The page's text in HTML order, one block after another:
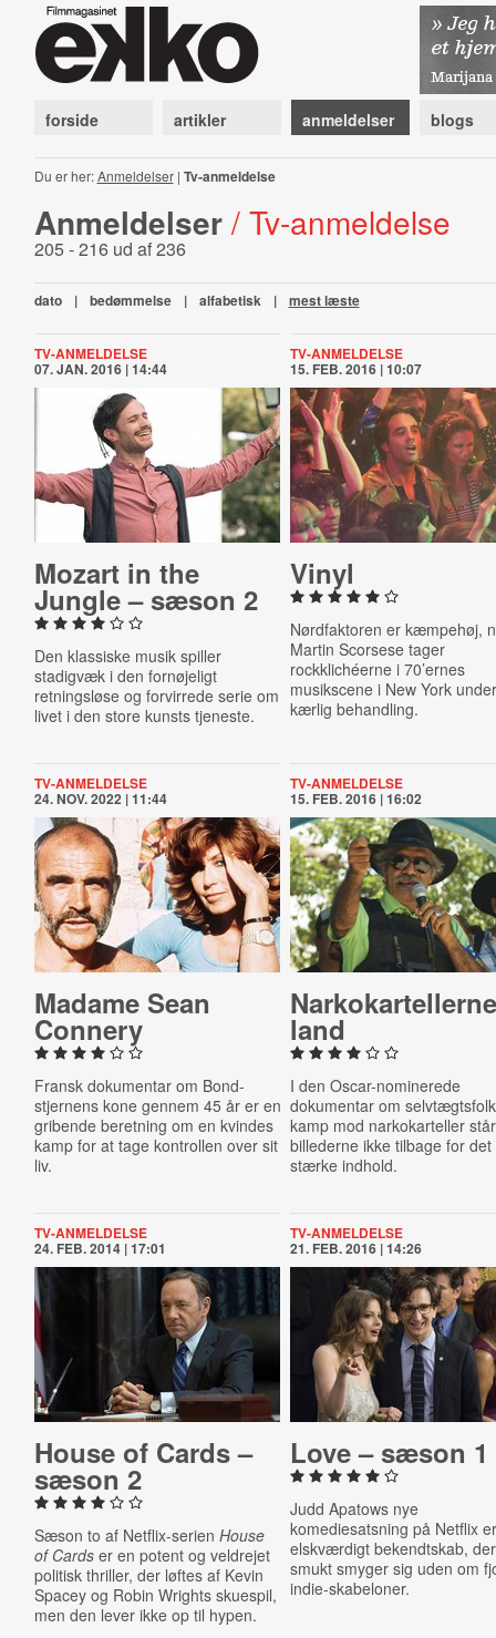
forside artikler anmeldelser blogs
Du er her:Anmeldelser| Tv-anmeldelse
Anmeldelser / Tv-anmeldelse
205 - 216 ud af 236
dato | bedømmelse | alfabetisk | mest læste
TV-ANMELDELSE
07. JAN. 2016 | 14:44
Mozart in the
Jungle – sæson 2
Den klassiske musik spiller
stadigvæk i den fornøjeligt
retningsløse og forvirrede serie om
livet i den store kunsts tjeneste.
TV-ANMELDELSE
15. FEB. 2016 | 10:07
Vinyl
Nørdfaktoren er kæmpehøj,
Martin Scorsese tager
rockklichéerne i 70’ernes
musikscene i New York
kærlig behandling.
TV-ANMELDELSE
24. NOV. 2022 | 11:44
Madame Sean
Connery
Fransk dokumentar om Bond-
stjernens kone gennem 45 år er en
gribende beretning om en kvindes
kamp for at tage kontrollen over sit
liv.
TV-ANMELDELSE
15. FEB. 2016 | 16:02
land
I den Oscar-nominerede
dokumentar om
kamp mod narkokarteller står
billederne ikke tilbage for det
stærke indhold.
TV-ANMELDELSE
24. FEB. 2014 | 17:01
House of Cards –
sæson 2
Sæson to af Netflix-serien House
of Cards er en potent og veldrejet
politisk thriller, der løftes af Kevin
Spacey og Robin Wrights skuespil,
men den lever ikke op til hypen.
TV-ANMELDELSE
21. FEB. 2016 | 14:26
Love – sæson 1
Judd Apatows nye
komediesatsning på Netflix
elskværdigt bekendtskab, der
smukt smyger sig uden om
indie-skabeloner.